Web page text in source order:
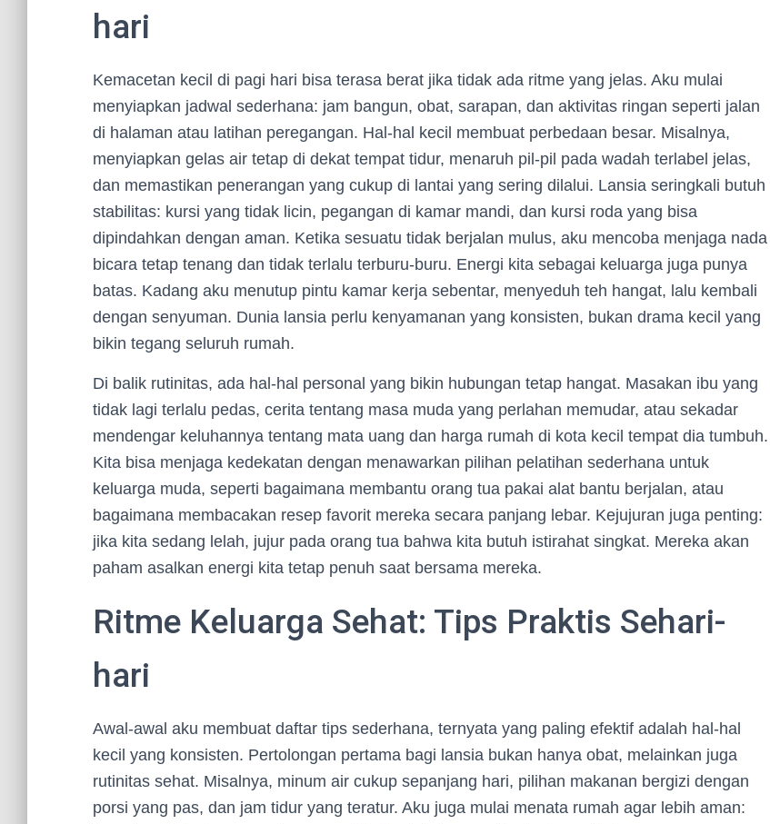
hari
Kemacetan kecil di pagi hari bisa terasa berat jika tidak ada ritme yang jelas. Aku mulai
menyiapkan jadwal sederhana: jam bangun, obat, sarapan, dan aktivitas ringan seperti jalan
di halaman atau latihan peregangan. Hal-hal kecil membuat perbedaan besar. Misalnya,
menyiapkan gelas air tetap di dekat tempat tidur, menaruh pil-pil pada wadah terlabel jelas,
dan memastikan penerangan yang cukup di lantai yang sering dilalui. Lansia seringkali butuh
stabilitas: kursi yang tidak licin, pegangan di kamar mandi, dan kursi roda yang bisa
dipindahkan dengan aman. Ketika sesuatu tidak berjalan mulus, aku mencoba menjaga nada
bicara tetap tenang dan tidak terlalu terburu-buru. Energi kita sebagai keluarga juga punya
batas. Kadang aku menutup pintu kamar kerja sebentar, menyeduh teh hangat, lalu kembali
dengan senyuman. Dunia lansia perlu kenyamanan yang konsisten, bukan drama kecil yang
bikin tegang seluruh rumah.
Di balik rutinitas, ada hal-hal personal yang bikin hubungan tetap hangat. Masakan ibu yang
tidak lagi terlalu pedas, cerita tentang masa muda yang perlahan memudar, atau sekadar
mendengar keluhannya tentang mata uang dan harga rumah di kota kecil tempat dia tumbuh.
Kita bisa menjaga kedekatan dengan menawarkan pilihan pelatihan sederhana untuk
keluarga muda, seperti bagaimana membantu orang tua pakai alat bantu berjalan, atau
bagaimana membacakan resep favorit mereka secara panjang lebar. Kejujuran juga penting:
jika kita sedang lelah, jujur pada orang tua bahwa kita butuh istirahat singkat. Mereka akan
paham asalkan energi kita tetap penuh saat bersama mereka.
Ritme Keluarga Sehat: Tips Praktis Sehari-
hari
Awal-awal aku membuat daftar tips sederhana, ternyata yang paling efektif adalah hal-hal
kecil yang konsisten. Pertolongan pertama bagi lansia bukan hanya obat, melainkan juga
rutinitas sehat. Misalnya, minum air cukup sepanjang hari, pilihan makanan bergizi dengan
porsi yang pas, dan jam tidur yang teratur. Aku juga mulai menata rumah agar lebih aman: